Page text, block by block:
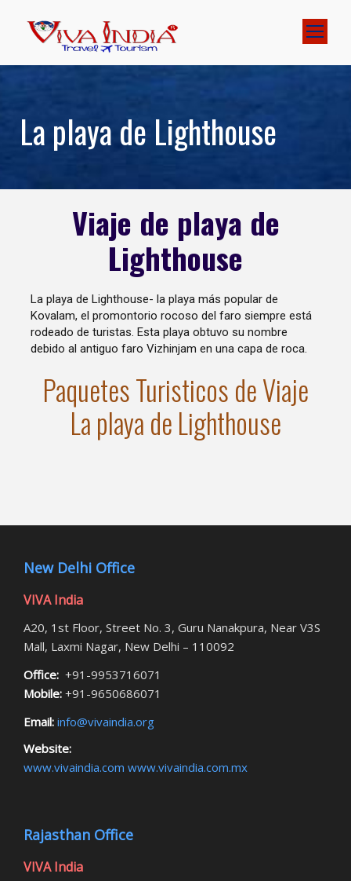
La playa de Lighthouse
Viaje de playa de
Lighthouse
La playa de Lighthouse- la playa más popular de
Kovalam, el promontorio rocoso del faro siempre está
rodeado de turistas. Esta playa obtuvo su nombre
debido al antiguo faro Vizhinjam en una capa de roca.
Paquetes Turisticos de Viaje
La playa de Lighthouse
New Delhi Office
VIVA India
A20, 1st Floor, Street No. 3, Guru Nanakpura, Near V3S
Mall, Laxmi Nagar, New Delhi – 110092
Office: +91-9953716071
Mobile: +91-9650686071
Email: info@vivaindia.org
Website:
www.vivaindia.com www.vivaindia.com.mx
Rajasthan Office
VIVA India